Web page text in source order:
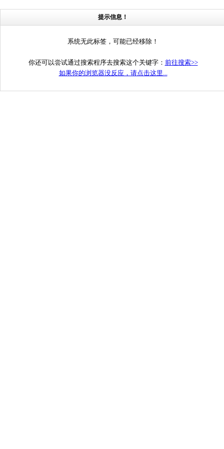
提示信息！
系统无此标签，可能已经移除！
你还可以尝试通过搜索程序去搜索这个关键字： 前往搜索>>
如果你的浏览器没反应，请点击这里...